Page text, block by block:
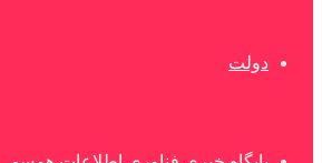
دولت